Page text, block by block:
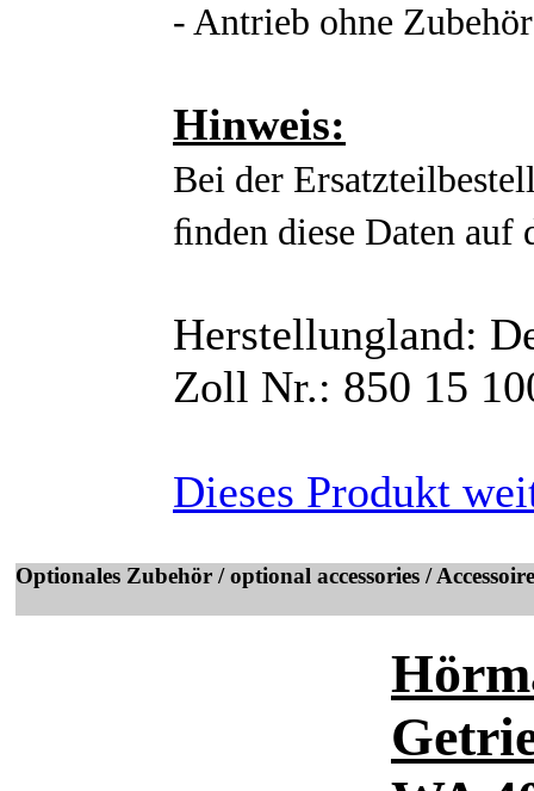
- Antrieb ohne Zubehör
Hinweis:
Bei der
ﬁnden diese Daten auf
Herstellungland:
Zoll Nr.: 850 15
Dieses Produkt
Optionales Zubehör / optional accessories /